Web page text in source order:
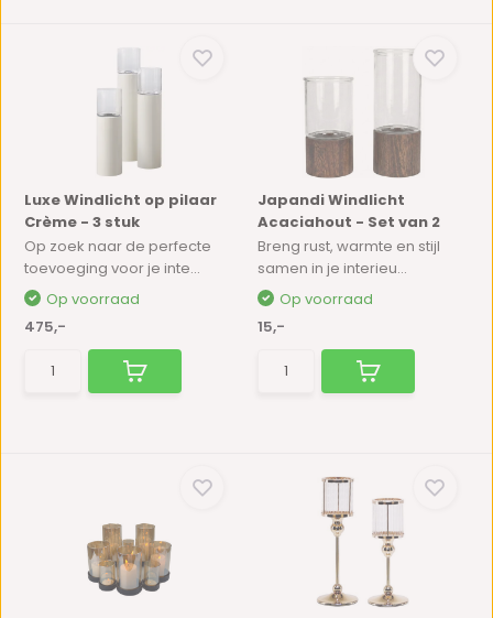
Luxe Windlicht op pilaar
Crème - 3 stuk
Op zoek naar de perfecte
toevoeging voor je inte...
Op voorraad
475,-
Japandi Windlicht
Acaciahout - Set van 2
Breng rust, warmte en stijl
samen in je interieu...
Op voorraad
15,-